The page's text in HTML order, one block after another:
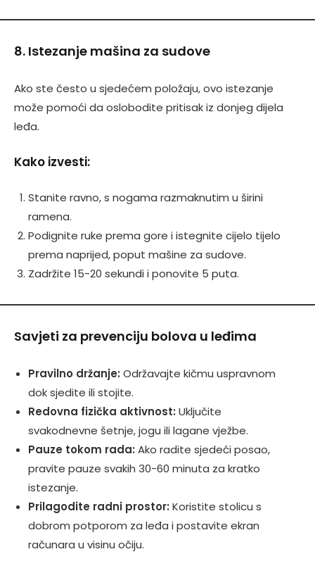
8. Istezanje mašina za sudove
Ako ste često u sjedećem položaju, ovo istezanje
može pomoći da oslobodite pritisak iz donjeg dijela
leđa.
Kako izvesti:
Stanite ravno, s nogama razmaknutim u širini
ramena.
Podignite ruke prema gore i istegnite cijelo tijelo
prema naprijed, poput mašine za sudove.
Zadržite 15-20 sekundi i ponovite 5 puta.
Savjeti za prevenciju bolova u leđima
Pravilno držanje: Održavajte kičmu uspravnom
dok sjedite ili stojite.
Redovna fizička aktivnost: Uključite
svakodnevne šetnje, jogu ili lagane vježbe.
Pauze tokom rada: Ako radite sjedeći posao,
pravite pauze svakih 30-60 minuta za kratko
istezanje.
Prilagodite radni prostor: Koristite stolicu s
dobrom potporom za leđa i postavite ekran
računara u visinu očiju.